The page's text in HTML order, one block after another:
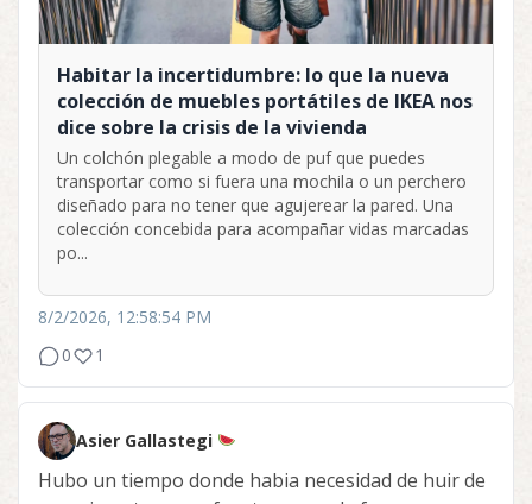
Habitar la incertidumbre: lo que la nueva
colección de muebles portátiles de IKEA nos
dice sobre la crisis de la vivienda
Un colchón plegable a modo de puf que puedes
transportar como si fuera una mochila o un perchero
diseñado para no tener que agujerear la pared. Una
colección concebida para acompañar vidas marcadas
po...
8/2/2026, 12:58:54 PM
0
1
Asier Gallastegi
Hubo un tiempo donde habia necesidad de huir de